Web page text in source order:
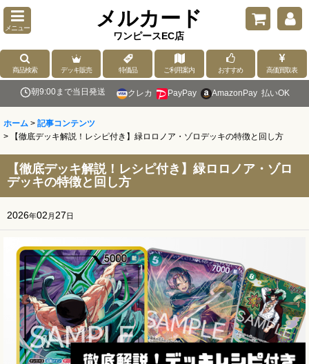
メニュー メルカード
ワンピースEC店
商品検索 デッキ販売 特価品 ご利用案内 おすすめ 高価買取表
朝9:00まで当日発送 クレカ PayPay AmazonPay 払いOK
ホーム > 記事コンテンツ
>
【徹底デッキ解説！レシピ付き】緑ロロノア・ゾロデッキの特徴と回し方
【徹底デッキ解説！レシピ付き】緑ロロノア・ゾロ
デッキの特徴と回し方
2026年02 月 27日